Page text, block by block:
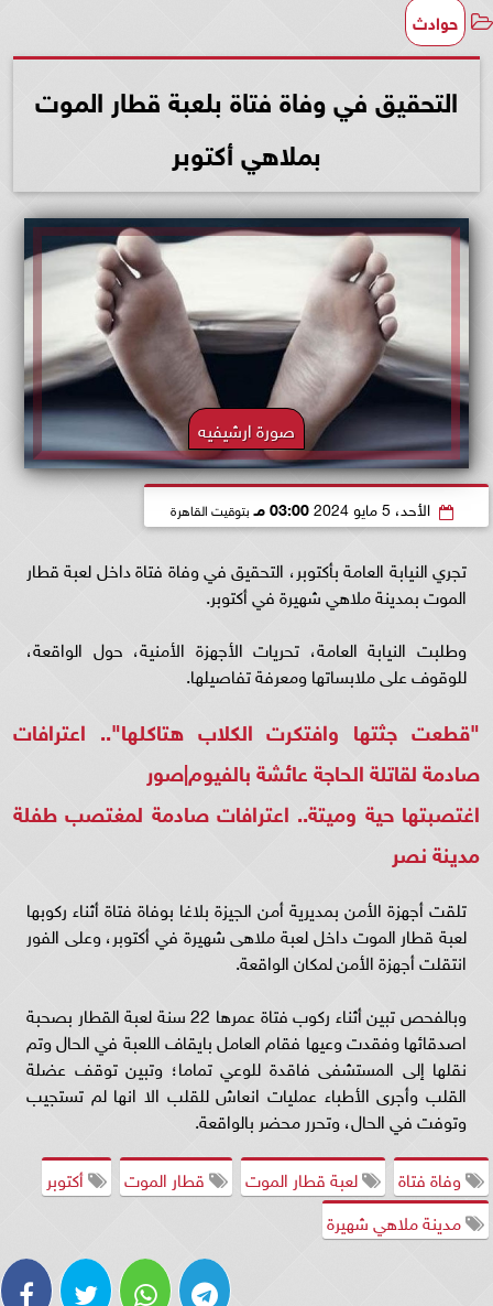
حوادث
التحقيق في وفاة فتاة بلعبة قطار الموت
بملاهي أكتوبر
صورة ارشيفيه
الأحد، 5 مايو 2024 03:00 مـ بتوقيت القاهرة
تجري النيابة العامة بأكتوبر، التحقيق في وفاة فتاة داخل لعبة قطار
الموت بمدينة ملاهي شهيرة في أكتوبر.
وطلبت النيابة العامة، تحريات الأجهزة الأمنية، حول الواقعة،
للوقوف على ملابساتها ومعرفة تفاصيلها.
"قطعت جثتها وافتكرت الكلاب هتاكلها".. اعترافات
صادمة لقاتلة الحاجة عائشة بالفيوم|صور
اغتصبتها حية وميتة.. اعترافات صادمة لمغتصب طفلة
مدينة نصر
تلقت أجهزة الأمن بمديرية أمن الجيزة بلاغا بوفاة فتاة أثناء ركوبها
لعبة قطار الموت داخل لعبة ملاهى شهيرة في أكتوبر، وعلى الفور
انتقلت أجهزة الأمن لمكان الواقعة.
وبالفحص تبين أثناء ركوب فتاة عمرها 22 سنة لعبة القطار بصحبة
اصدقائها وفقدت وعيها فقام العامل بايقاف اللعبة في الحال وتم
نقلها إلى المستشفى فاقدة للوعي تماما؛ وتبين توقف عضلة
القلب وأجرى الأطباء عمليات انعاش للقلب الا انها لم تستجيب
وتوفت في الحال، وتحرر محضر بالواقعة.
وفاة فتاة
لعبة قطار الموت قطار الموت
أكتوبر
مدينة ملاهي شهيرة